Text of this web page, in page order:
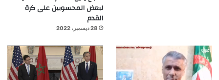
لبعض المحسوبين على كرة
القدم
28 ديسمبر، 2022